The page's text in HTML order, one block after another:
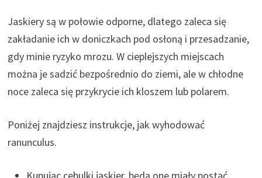
Jaskiery są w połowie odporne, dlatego zaleca się
zakładanie ich w doniczkach pod osłoną i przesadzanie,
gdy minie ryzyko mrozu. W cieplejszych miejscach
można je sadzić bezpośrednio do ziemi, ale w chłodne
noce zaleca się przykrycie ich kloszem lub polarem.
Poniżej znajdziesz instrukcje, jak wyhodować
ranunculus.